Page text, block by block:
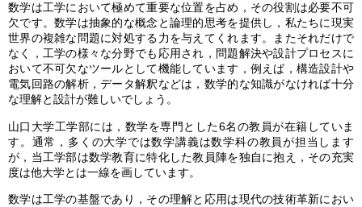
数学は工学において極めて重要な位置を占め，その役割は必要不可
欠です。数学は抽象的な概念と論理的思考を提供し，私たちに現実
世界の複雑な問題に対処する力を与えてくれます。またそれだけで
なく，工学の様々な分野でも応用され，問題解決や設計プロセスに
おいて不可欠なツールとして機能しています，例えば，構造設計や
電気回路の解析，データ解釈などは，数学的な知識がなければ十分
な理解と設計が難しいでしょう。
山口大学工学部には，数学を専門とした6名の教員が在籍していま
す。通常，多くの大学では数学講義は数学科の教員が担当します
が，当工学部は数学教育に特化した教員陣を独自に抱え，その充実
度は他大学とは一線を画しています。
数学は工学の基盤であり，その理解と応用は現代の技術革新におい